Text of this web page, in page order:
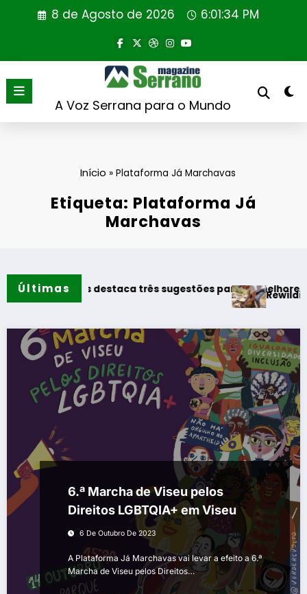
8 de Agosto de 2026 6:01:35 PM
A Voz Serrana para o Mundo
Início »Plataforma Já Marchavas
Etiqueta: Plataforma Já
Marchavas
Últimas
Vinhos destaca três sugestões para os melhores
Rewilding
6.ª Marcha de Viseu pelos
Direitos LGBTQIA+ em Viseu
6 De Outubro De 2023
A Plataforma Já Marchavas vai levar a efeito a 6.ª
Marcha de Viseu pelos Direitos…